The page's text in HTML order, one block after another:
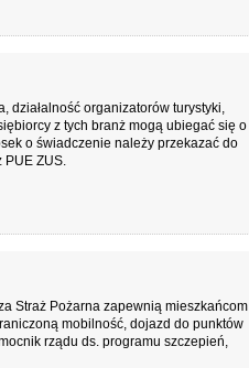
działalność organizatorów turystyki,
z tych branż mogą ubiegać się o
o świadczenie należy przekazać do
PUE ZUS.
Straż Pożarna zapewnią mieszkańcom
mobilność, dojazd do punktów
rządu ds. programu szczepień,